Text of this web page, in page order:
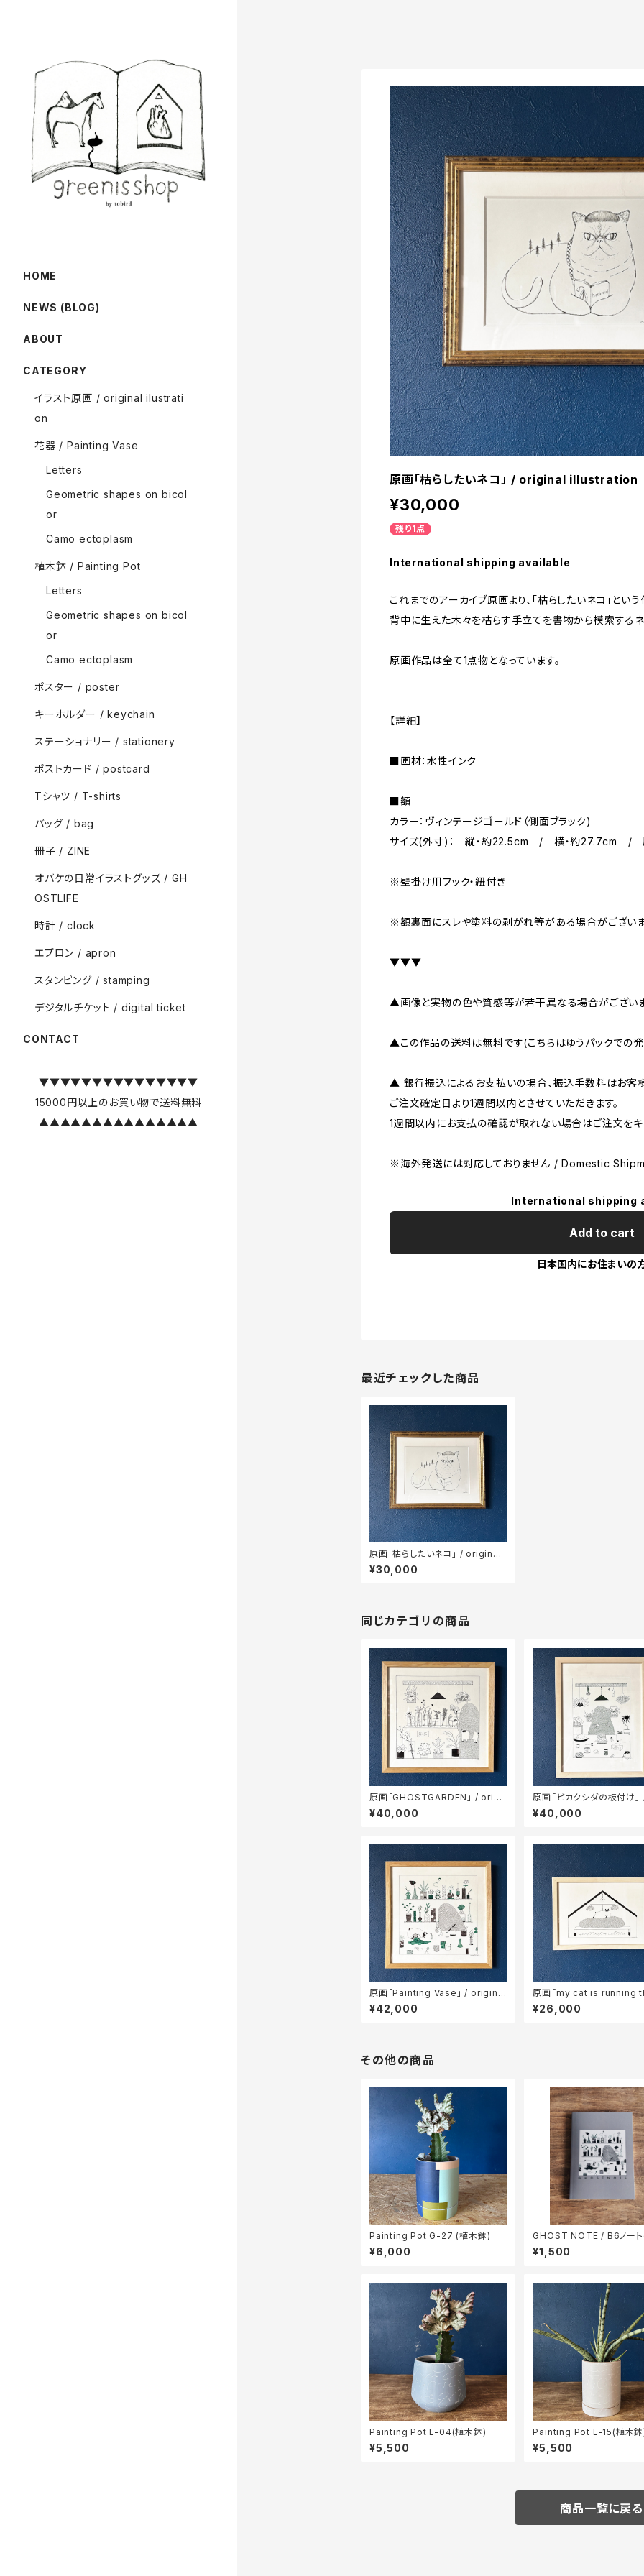
原画「枯らしたいネコ」 / original illustration
¥30,000
残り1点
International shipping available
これまでのアーカイブ原画より、「枯らしたいネコ」という
背中に生えた木々を枯らす手立てを書物から模索するネ
原画作品は全て1点物となっています。
【詳細】
■画材：水性インク
■額
カラー：ヴィンテージゴールド（側面ブラック)
サイズ(外寸)： 縦・約22.5cm / 横・約27.7cm /
※壁掛け用フック・紐付き
※額裏面にスレや塗料の剥がれ等がある場合がございま
▼▼▼
▲画像と実物の色や質感等が若干異なる場合がござい
▲この作品の送料は無料です(こちらはゆうパックでの
▲ 銀行振込によるお支払いの場合、振込手数料はお客
ご注文確定日より1週間以内とさせていただきます。
1週間以内にお支払の確認が取れない場合はご注文をキ
※海外発送には対応しておりません / Domestic
International shipping
Add to cart
日本国内にお住まいの
最近チェックした商品
原画「枯らしたいネコ」 / original i
llustration
¥30,000
同じカテゴリの商品
原画「GHOSTGARDEN」 / origi
nal illustration
¥40,000
原画「ビカクシダの板付け
inal illustration
¥40,000
原画「Painting Vase」 / original
illustration
¥42,000
原画「my cat is running
use」 / original
¥26,000
その他の商品
Painting Pot G-27 (植木鉢)
¥6,000
GHOST NOTE / B6ノー
¥1,500
Painting Pot L-04(植木鉢)
¥5,500
Painting Pot L-15(植木
¥5,500
商品一覧に戻る
HOME
NEWS (BLOG)
ABOUT
CATEGORY
イラスト原画 / original ilustrati
on
花器 / Painting Vase
Letters
Geometric shapes on bicol
or
Camo ectoplasm
植木鉢 / Painting Pot
Letters
Geometric shapes on bicol
or
Camo ectoplasm
ポスター / poster
キーホルダー / keychain
ステーショナリー / stationery
ポストカード / postcard
Tシャツ / T-shirts
バッグ / bag
冊子 / ZINE
オバケの日常イラストグッズ / GH
OSTLIFE
時計 / clock
エプロン / apron
スタンピング / stamping
デジタルチケット / digital ticket
CONTACT
▼▼▼▼▼▼▼▼▼▼▼▼▼▼▼
15000円以上のお買い物で送料無料
▲▲▲▲▲▲▲▲▲▲▲▲▲▲▲